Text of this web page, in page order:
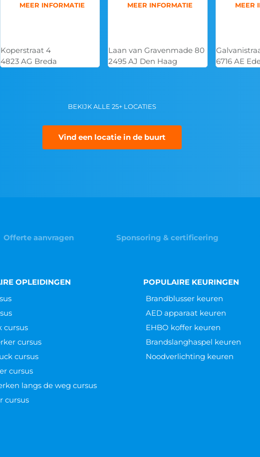
MEER INFORMATIE
Laan van Gravenmade 80
2495 AJ Den Haag
MEER INFORMATIE
Galvanistraat 14-1
6716 AE Ede
BEKIJK ALLE 25+ LOCATIES
Vind een locatie in de buurt
Offerte aanvragen Sponsoring & certificering
OPLEIDINGEN
cursus
cursus
cursus
cursus
langs de weg cursus
cursus
POPULAIRE KEURINGEN
Brandblusser keuren
AED apparaat keuren
EHBO koffer keuren
Brandslanghaspel keuren
Noodverlichting keuren